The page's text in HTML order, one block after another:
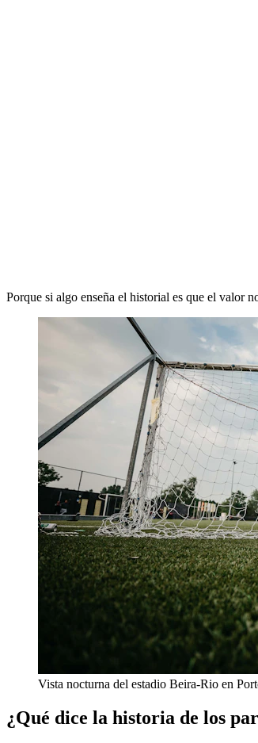
Porque si algo enseña el historial es que el valor
Vista nocturna del estadio Beira-Rio en
¿Qué dice la historia de los